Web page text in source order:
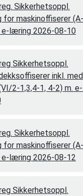
5
4
Sikkerhetsoppl.
for maskinoffiserer
e-læring 2026-08-10
Sikkerhetsoppl.
inkl.
2-1,3,4-1, 4-2) m.
Sikkerhetsoppl.
for maskinoffiserer
e-læring 2026-08-12
Sikkerhetsoppl.